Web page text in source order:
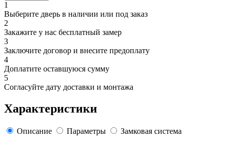
1
Выберите дверь в наличии или под заказ
2
Закажите у нас бесплатный замер
3
Заключите договор и внесите предоплату
4
Доплатите оставшуюся сумму
5
Согласуйте дату доставки и монтажа
Характеристики
Описание Параметры Замковая система